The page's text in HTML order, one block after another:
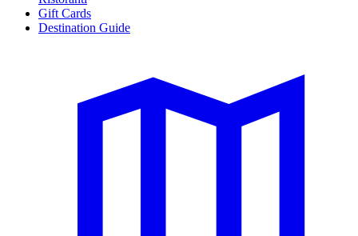
Gift Cards
Destination Guide